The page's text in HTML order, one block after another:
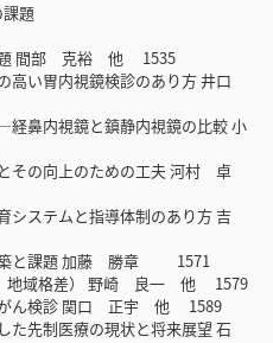
題
題 間部 克裕 他 1535
高い胃内視鏡検診のあり方 井口
鼻内視鏡と鎮静内視鏡の比較 小
その向上のための工夫 河村 卓
システムと指導体制のあり方 吉
築と課題 加藤 勝章 1571
，地域格差） 野崎 良一 他 1579
がん検診 関口 正宇 他 1589
た先制医療の現状と将来展望 石